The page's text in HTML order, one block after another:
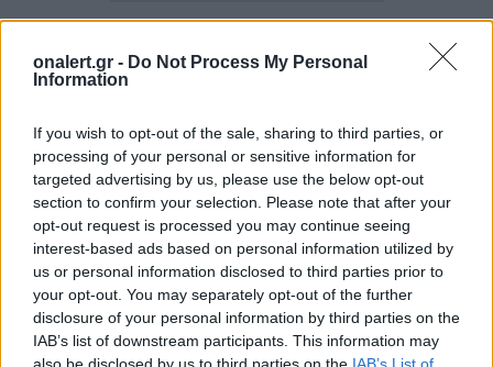
onalert.gr - Do Not Process My Personal
Information
If you wish to opt-out of the sale, sharing to third parties, or
processing of your personal or sensitive information for
targeted advertising by us, please use the below opt-out
section to confirm your selection. Please note that after your
opt-out request is processed you may continue seeing
interest-based ads based on personal information utilized by
us or personal information disclosed to third parties prior to
your opt-out. You may separately opt-out of the further
disclosure of your personal information by third parties on the
IAB’s list of downstream participants. This information may
Διάβασε επίσης
Ακολουθήστε το onalert.gr στοGoogle
News